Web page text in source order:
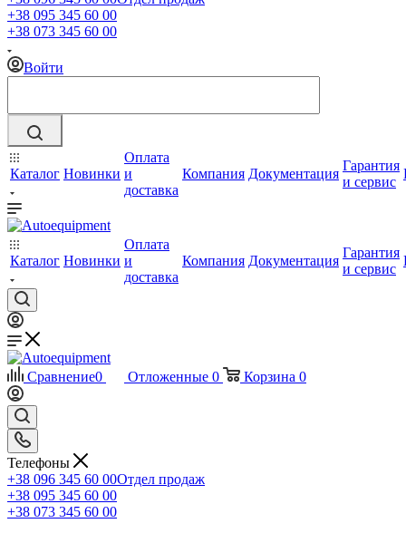
+38 095 345 60 00
+38 073 345 60 00
Войти
Каталог Новинки
Оплата
и
доставка
Компания Документация
Гарантия
и сервис
Каталог Новинки
Оплата
и
доставка
Компания Документация
Гарантия
и сервис
Сравнение0 Отложенные 0 Корзина 0
Телефоны
+38 096 345 60 00Отдел продаж
+38 095 345 60 00
+38 073 345 60 00